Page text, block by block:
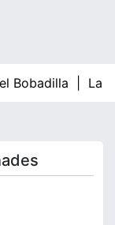
Bobadilla | Las